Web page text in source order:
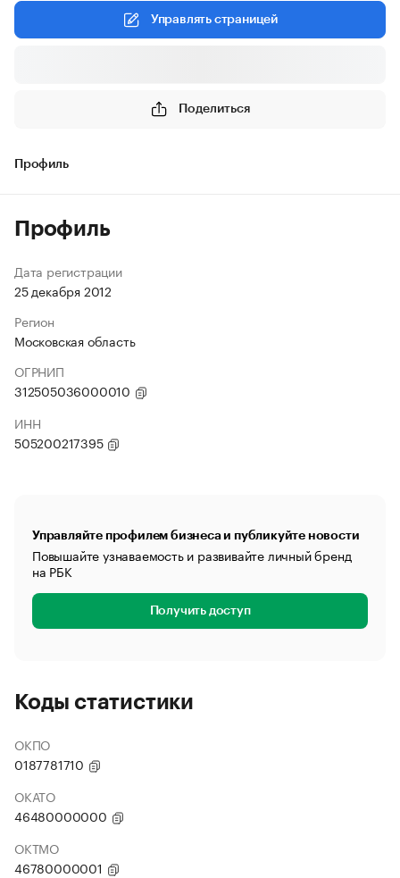
Управлять страницей
Поделиться
Профиль
Профиль
Дата регистрации
25 декабря 2012
Регион
Московская область
ОГРНИП
312505036000010
ИНН
505200217395
Управляйте профилем бизнеса и публикуйте новости
Повышайте узнаваемость и развивайте личный бренд
на РБК
Получить доступ
Коды статистики
ОКПО
0187781710
ОКАТО
46480000000
ОКТМО
46780000001